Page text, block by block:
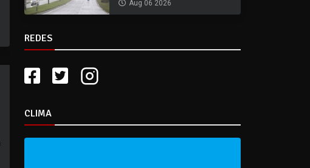
Aug 06 2026
REDES
CLIMA